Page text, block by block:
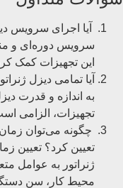
آیا اجرای سرویس
سرویس دوره‌ای و
این تجهیزات کمک
آیا تمامی دیزل
به اندازه و قدرت
تجهیزات، الزامی
چگونه می‌توان
تعیین کرد؟ تعیین
ژنراتور به عوامل
محیط کار، سن